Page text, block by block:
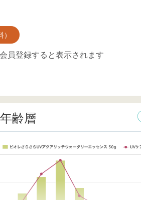
員登録すると表示されます
年齢層